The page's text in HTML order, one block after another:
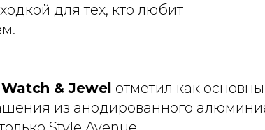
для тех, кто любит
Watch & Jewel отметил как
из анодированного